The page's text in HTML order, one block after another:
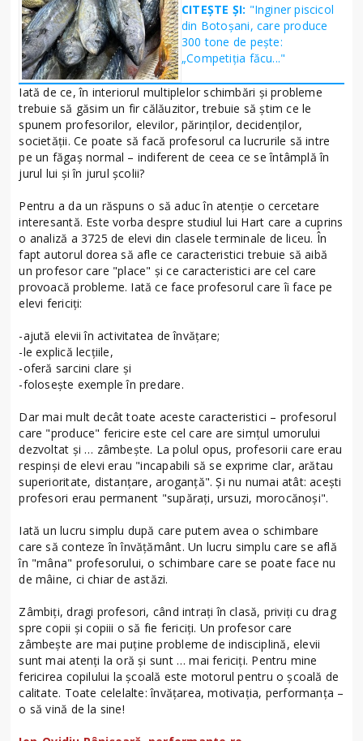
CITEȘTE ȘI: "Inginer piscicol
din Botoşani, care produce
300 tone de peşte:
„Competiţia făcu..."
Iată de ce, în interiorul multiplelor schimbări și probleme
trebuie să găsim un fir călăuzitor, trebuie să știm ce le
spunem profesorilor, elevilor, părinților, decidenților,
societății. Ce poate să facă profesorul ca lucrurile să intre
pe un făgaș normal – indiferent de ceea ce se întâmplă în
jurul lui și în jurul școlii?
Pentru a da un răspuns o să aduc în atenție o cercetare
interesantă. Este vorba despre studiul lui Hart care a cuprins
o analiză a 3725 de elevi din clasele terminale de liceu. În
fapt autorul dorea să afle ce caracteristici trebuie să aibă
un profesor care "place" și ce caracteristici are cel care
provoacă probleme. Iată ce face profesorul care îi face pe
elevi fericiți:
-ajută elevii în activitatea de învățare;
-le explică lecțiile,
-oferă sarcini clare și
-folosește exemple în predare.
Dar mai mult decât toate aceste caracteristici – profesorul
care "produce" fericire este cel care are simțul umorului
dezvoltat și … zâmbește. La polul opus, profesorii care erau
respinși de elevi erau "incapabili să se exprime clar, arătau
superioritate, distanțare, aroganță". Și nu numai atât: acești
profesori erau permanent "supărați, ursuzi, morocănoși".
Iată un lucru simplu după care putem avea o schimbare
care să conteze în învățământ. Un lucru simplu care se află
în "mâna" profesorului, o schimbare care se poate face nu
de mâine, ci chiar de astăzi.
Zâmbiți, dragi profesori, când intrați în clasă, priviți cu drag
spre copii și copiii o să fie fericiți. Un profesor care
zâmbește are mai puține probleme de indisciplină, elevii
sunt mai atenți la oră și sunt … mai fericiți. Pentru mine
fericirea copilului la școală este motorul pentru o școală de
calitate. Toate celelalte: învățarea, motivația, performanța –
o să vină de la sine!